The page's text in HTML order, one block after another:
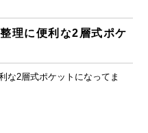
理に便利な2層式ポケ
な2層式ポケットになってま